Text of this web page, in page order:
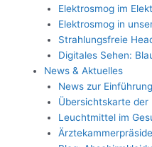
Elektrosmog im
Elektrosmog in
Strahlungsfreie
Digitales Sehen:
News & Aktuelles
News zur
Übersichtskarte der
Leuchtmittel im